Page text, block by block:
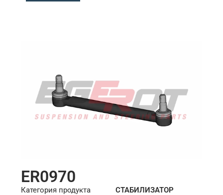
ER0970
Категория продукта СТАБИЛИЗАТОР